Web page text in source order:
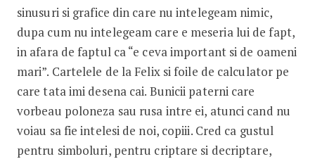
sinusuri si grafice din care nu intelegeam nimic,
dupa cum nu intelegeam care e meseria lui de fapt,
in afara de faptul ca “e ceva important si de oameni
mari”. Cartelele de la Felix si foile de calculator pe
care tata imi desena cai. Bunicii paterni care
vorbeau poloneza sau rusa intre ei, atunci cand nu
voiau sa fie intelesi de noi, copiii. Cred ca gustul
pentru simboluri, pentru criptare si decriptare,